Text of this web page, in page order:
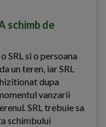
schimb de
SRL si o persoana
un teren, iar SRL
dupa
vanzarii
SRL trebuie sa
schimbului